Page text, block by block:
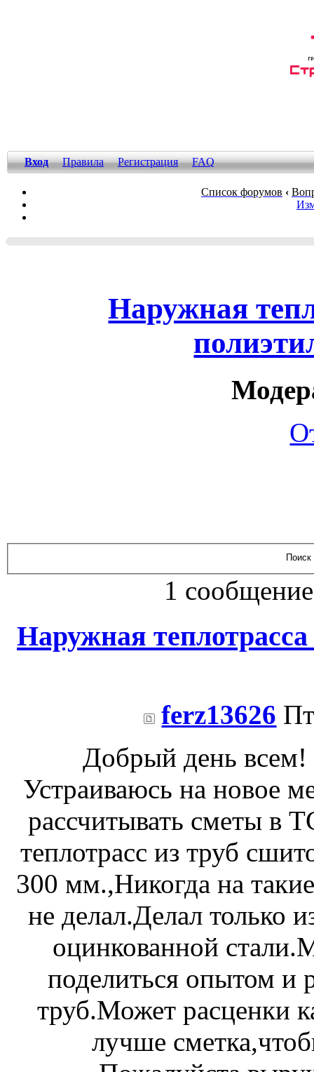
Вход Правила Регистрация FAQ
Список форумов ‹
Наружная
1
Наружная
ferz13626
Добрый день всем!
Устраиваюсь на новое
рассчитывать сметы в
теплотрасс из труб
300 мм.,Никогда на
не делал.Делал только
оцинкованной
поделиться опытом и
труб.Может расценки
лучше